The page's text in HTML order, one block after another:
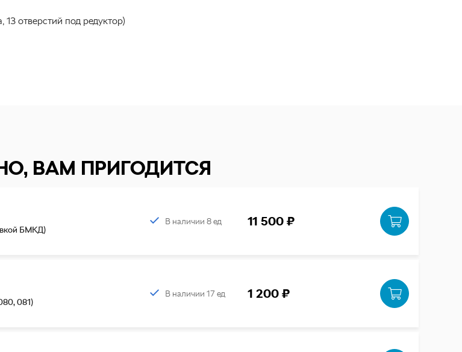
13 отверстий под редуктор)
ВАМ ПРИГОДИТСЯ
БМКД)
В наличии 8 ед 11 500 ₽
081)
В наличии 17 ед 1 200 ₽